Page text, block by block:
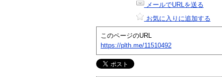
メールでURLを送る
お気に入りに追加する
このページのURL
https://plth.me/11510492